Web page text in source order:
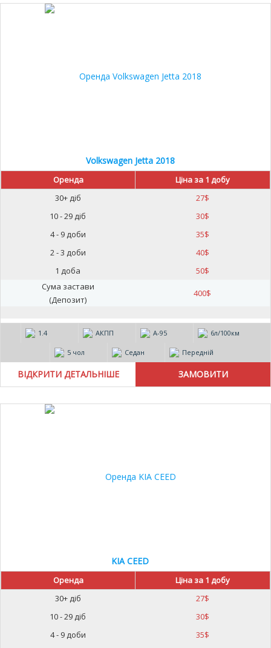
Volkswagen Jetta 2018
Оренда
Ціна за 1 добу
30+ діб
27$
10 - 29 діб
30$
4 - 9 доби
35$
2 - 3 доби
40$
1 доба
50$
Сума застави
(Депозит)
400$
1.4 АКПП А-95 6л/100км
5 чол Седан Передній
ВІДКРИТИ ДЕТАЛЬНІШЕ
KIA CEED
Оренда
Ціна за 1 добу
30+ діб
27$
10 - 29 діб
30$
4 - 9 доби
35$